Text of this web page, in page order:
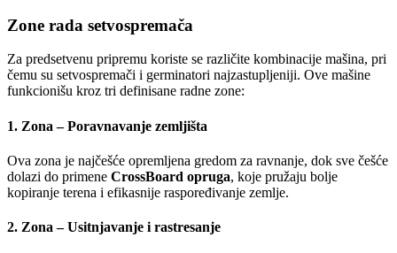
Zone rada setvospremača
Za predsetvenu pripremu koriste se različite kombinacije mašina, pri
čemu su setvospremači i germinatori najzastupljeniji. Ove mašine
funkcionišu kroz tri definisane radne zone:
1. Zona – Poravnavanje zemljišta
Ova zona je najčešće opremljena gredom za ravnanje, dok sve češće
dolazi do primene CrossBoard opruga, koje pružaju bolje
kopiranje terena i efikasnije raspoređivanje zemlje.
2. Zona – Usitnjavanje i rastresanje